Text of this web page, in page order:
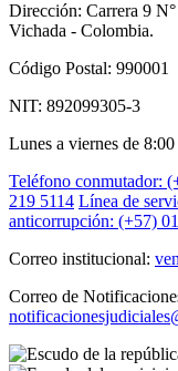
Dirección: Carrera 9
Vichada - Colombia.
Código Postal: 990001
NIT: 892099305-3
Lunes a viernes de
Teléfono conmutador:
219 5114 Línea de
anticorrupción: (+57)
Correo institucional:
Correo de